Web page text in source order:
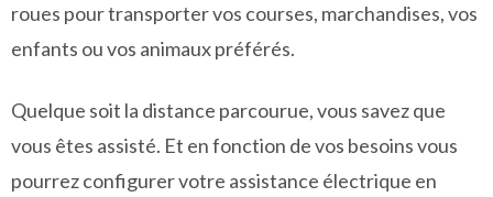
roues pour transporter vos courses, marchandises, vos
enfants ou vos animaux préférés.
Quelque soit la distance parcourue, vous savez que
vous êtes assisté. Et en fonction de vos besoins vous
pourrez configurer votre assistance électrique en